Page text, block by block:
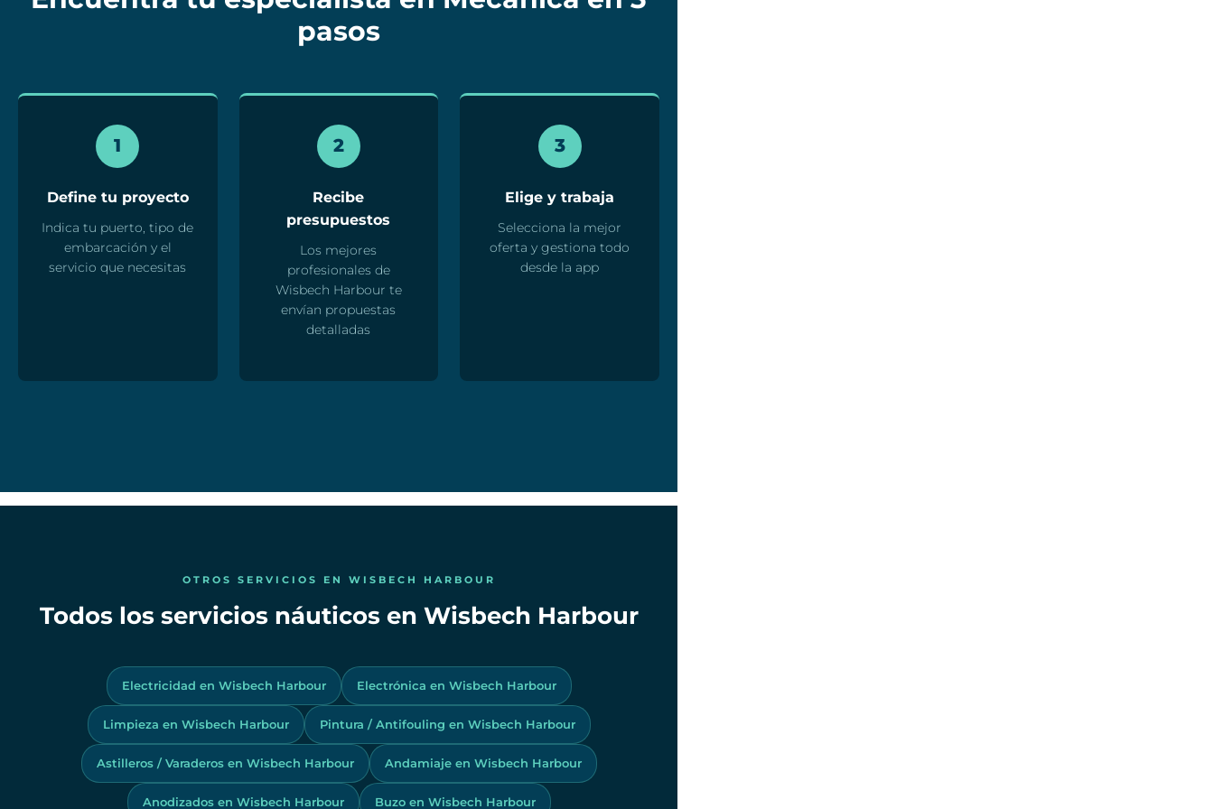
pasos
1
Define tu proyecto
Indica tu puerto, tipo de
embarcación y el
servicio que necesitas
2
Recibe
presupuestos
Los mejores
profesionales de
Wisbech Harbour te
envían propuestas
detalladas
3
Elige y trabaja
Selecciona la mejor
oferta y gestiona todo
desde la app
OTROS SERVICIOS EN WISBECH HARBOUR
Todos los servicios náuticos en Wisbech Harbour
Electricidad en Wisbech Harbour Electrónica en Wisbech Harbour
Limpieza en Wisbech Harbour Pintura / Antifouling en Wisbech Harbour
Astilleros / Varaderos en Wisbech Harbour Andamiaje en Wisbech Harbour
Anodizados en Wisbech Harbour Buzo en Wisbech Harbour